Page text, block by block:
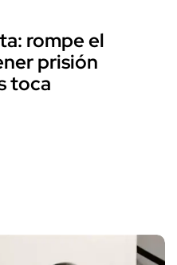
rompe el
prisión
toca